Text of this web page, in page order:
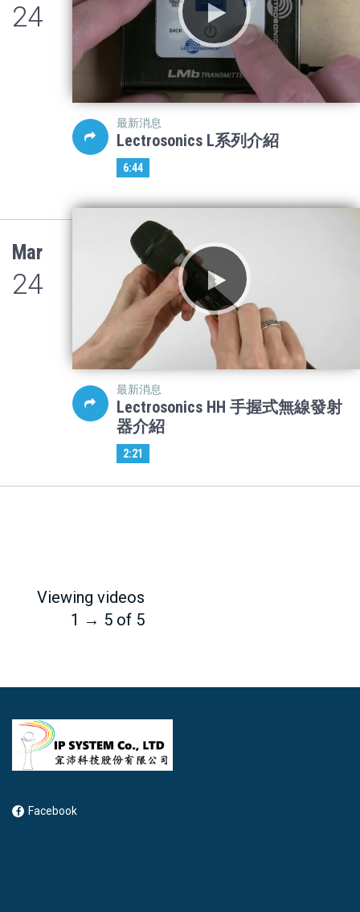
24
最新消息
Lectrosonics L系列介紹
6:44
Mar
24
最新消息
Lectrosonics HH 手握式無線發射
器介紹
2:21
Viewing videos
1 → 5 of 5
Facebook